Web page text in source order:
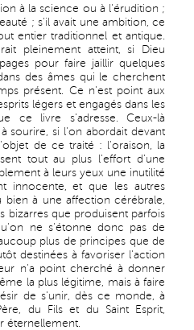
à la science ou à l'érudition ;
; s'il avait une ambition, ce
entier traditionnel et antique.
pleinement atteint, si Dieu
pour faire jaillir quelques
des âmes qui le cherchent
présent. Ce n'est point aux
légers et engagés dans les
ce livre s'adresse. Ceux-là
sourire, si l'on abordait devant
de ce traité : l'oraison, la
tout au plus l'effort d'une
à leurs yeux une inutilité
innocente, et que les autres
bien à une affection cérébrale,
bizarres que produisent parfois
ne s'étonne donc pas de
plus de principes que de
destinées à favoriser l'action
n'a point cherché à donner
la plus légitime, mais à faire
de s'unir, dès ce monde, à
du Fils et du Saint Esprit,
éternellement.